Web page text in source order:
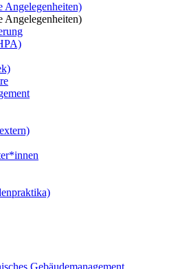
Angelegenheiten)
Angelegenheiten)
Gebäudemanagement